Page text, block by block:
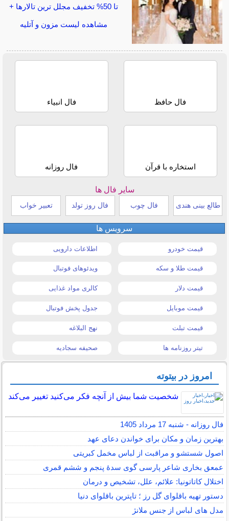
تا 50% تخفیف مجلل ترین تالارها +
مشاهده لیست مزون و آتلیه
فال حافظ فال انبیاء
استخاره با قرآن فال روزانه
سایر فال ها
طالع بینی هندی فال چوب فال روز تولد تعبیر خواب
سرویس ها
قیمت خودرو اطلاعات دارویی
قیمت طلا و سکه ویدئوهای فوتبال
قیمت دلار کالری مواد غذایی
قیمت موبایل جدول پخش فوتبال
قیمت تبلت نهج البلاغه
تیتر روزنامه ها صحیفه سجادیه
امروز در بیتوته
شخصیت شما بیش از آنچه فکر می‌کنید تغییر می‌کند
فال روزانه - شنبه 17 مرداد 1405
بهترین زمان و مکان برای خواندن دعای عهد
اصول شستشو و مراقبت از لباس مخمل کبریتی
عمعق بخاری شاعر پارسی گوی سدهٔ پنجم و ششم قمری
اختلال کاتاتونیا: علائم، علل، تشخیص و درمان
دستور تهیه باقلوای گل رز ؛ تاپترین باقلوای دنیا
مدل های لباس از جنس ملانژ